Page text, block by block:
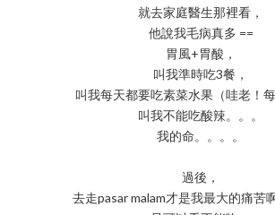
就去家庭醫生那裡看，
他說我毛病真多 ==
胃風+胃酸，
叫我準時吃3餐，
叫我每天都要吃素菜水果（哇老！每
叫我不能吃酸辣。。。
我的命。。。。
過後，
去走pasar malam才是我最大的痛苦